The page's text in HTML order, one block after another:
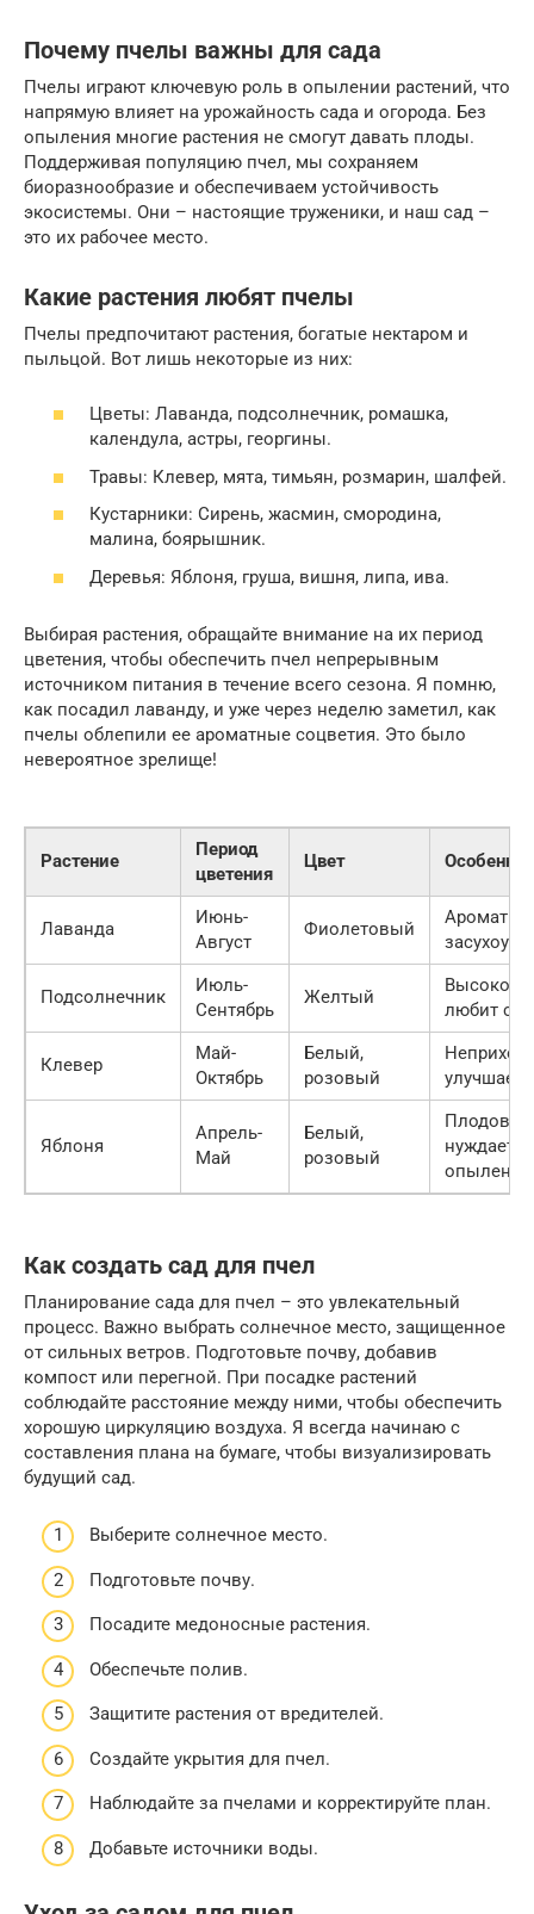
Почему пчелы важны для сада
Пчелы играют ключевую роль в опылении растений, что
напрямую влияет на урожайность сада и огорода. Без
опыления многие растения не смогут давать плоды.
Поддерживая популяцию пчел, мы сохраняем
биоразнообразие и обеспечиваем устойчивость
экосистемы. Они – настоящие труженики, и наш сад –
это их рабочее место.
Какие растения любят пчелы
Пчелы предпочитают растения, богатые нектаром и
пыльцой. Вот лишь некоторые из них:
Цветы: Лаванда, подсолнечник, ромашка,
календула, астры, георгины.
Травы: Клевер, мята, тимьян, розмарин, шалфей.
Кустарники: Сирень, жасмин, смородина,
малина, боярышник.
Деревья: Яблоня, груша, вишня, липа, ива.
Выбирая растения, обращайте внимание на их период
цветения, чтобы обеспечить пчел непрерывным
источником питания в течение всего сезона. Я помню,
как посадил лаванду, и уже через неделю заметил, как
пчелы облепили ее ароматные соцветия. Это было
невероятное зрелище!
Растение
Период
цветения
Цвет
Лаванда
Июнь-
Август
Фиолетовый
Подсолнечник
Июль-
Сентябрь
Желтый
любит
Клевер
Май-
Октябрь
Белый,
розовый
улучшает
Яблоня
Апрель-
Май
Белый,
розовый
Плодовое
опылении
Как создать сад для пчел
Планирование сада для пчел – это увлекательный
процесс. Важно выбрать солнечное место, защищенное
от сильных ветров. Подготовьте почву, добавив
компост или перегной. При посадке растений
соблюдайте расстояние между ними, чтобы обеспечить
хорошую циркуляцию воздуха. Я всегда начинаю с
составления плана на бумаге, чтобы визуализировать
будущий сад.
Выберите солнечное место.
Подготовьте почву.
Посадите медоносные растения.
Обеспечьте полив.
Защитите растения от вредителей.
Создайте укрытия для пчел.
Наблюдайте за пчелами и корректируйте план.
Добавьте источники воды.